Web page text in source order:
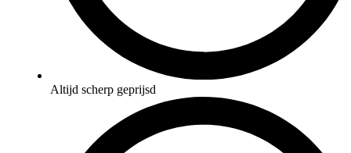
Altijd scherp geprijsd